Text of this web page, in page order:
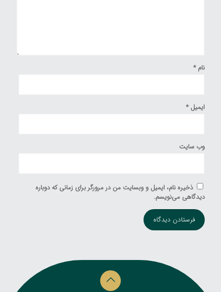
نام*
ایمیل*
وب‌ سایت
ذخیره نام، ایمیل و وبسایت من در مرورگر برای زمانی که دوباره
دیدگاهی می‌نویسم.